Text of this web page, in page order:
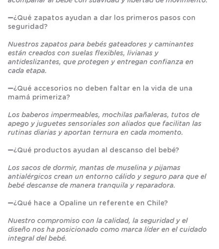
➖¿Qué zapatos ayudan a dar los primeros pasos con
seguridad?
Nuestros zapatos para bebés gateadores y caminantes
están creados con suelas flexibles, livianas y
antideslizantes, que protegen y entregan confianza en
cada etapa.
➖¿Qué accesorios no deben faltar en la vida de una
mamá primeriza?
Los baberos impermeables, mochilas pañaleras, tutos de
apego y juguetes sensoriales son aliados que facilitan las
rutinas diarias y aportan ternura en cada momento.
➖¿Qué productos ayudan al descanso del bebé?
Los sacos de dormir, mantas de muselina y pijamas
antialérgicos crean un entorno cálido y seguro para que el
bebé descanse de manera tranquila y reparadora.
➖¿Qué hace a Opaline un referente en Chile?
Nuestro compromiso con la calidad, la seguridad y el
diseño nos ha posicionado como marca líder en el cuidado
integral del bebé.